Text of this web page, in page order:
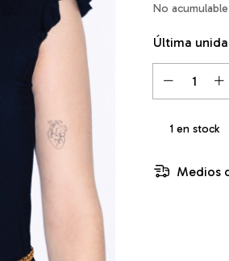
No
Última
1en stock
Medios